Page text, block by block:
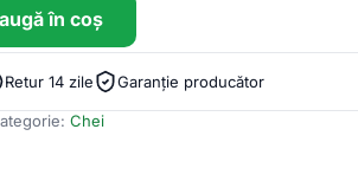
în coș
Retur 14 zile Garanție producător
Chei